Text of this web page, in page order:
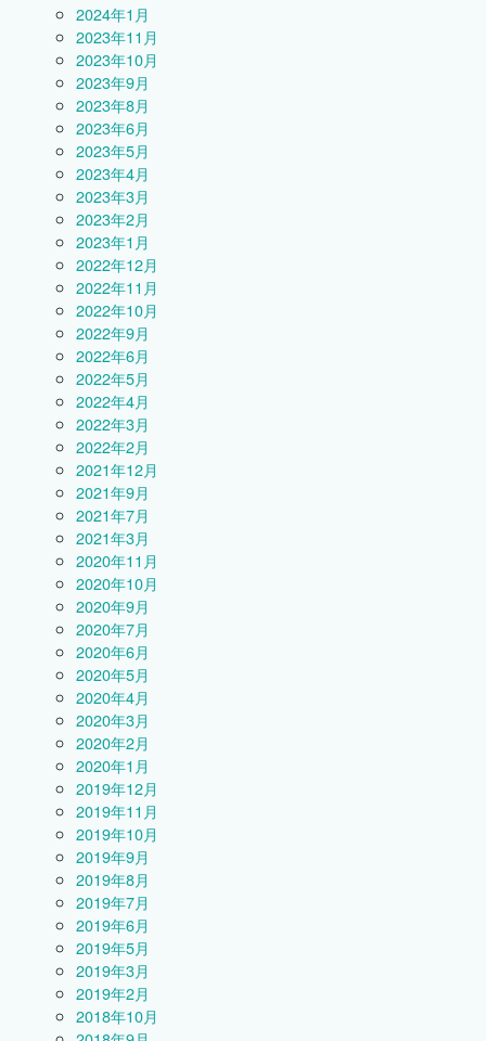
2024年1月
2023年11月
2023年10月
2023年9月
2023年8月
2023年6月
2023年5月
2023年4月
2023年3月
2023年2月
2023年1月
2022年12月
2022年11月
2022年10月
2022年9月
2022年6月
2022年5月
2022年4月
2022年3月
2022年2月
2021年12月
2021年9月
2021年7月
2021年3月
2020年11月
2020年10月
2020年9月
2020年7月
2020年6月
2020年5月
2020年4月
2020年3月
2020年2月
2020年1月
2019年12月
2019年11月
2019年10月
2019年9月
2019年8月
2019年7月
2019年6月
2019年5月
2019年3月
2019年2月
2018年10月